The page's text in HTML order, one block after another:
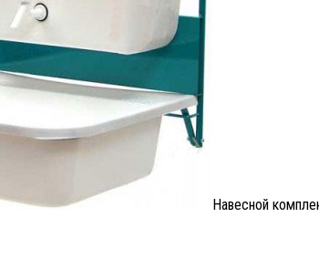
Навесной